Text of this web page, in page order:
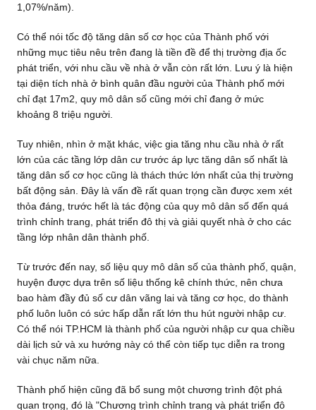
1,07%/năm).
Có thể nói tốc độ tăng dân số cơ học của Thành phố với
những mục tiêu nêu trên đang là tiền đề để thị trường địa ốc
phát triển, với nhu cầu về nhà ở vẫn còn rất lớn. Lưu ý là hiện
tại diện tích nhà ở bình quân đầu người của Thành phố mới
chỉ đạt 17m2, quy mô dân số cũng mới chỉ đang ở mức
khoảng 8 triệu người.
Tuy nhiên, nhìn ở mặt khác, việc gia tăng nhu cầu nhà ở rất
lớn của các tầng lớp dân cư trước áp lực tăng dân số nhất là
tăng dân số cơ học cũng là thách thức lớn nhất của thị trường
bất động sản. Đây là vấn đề rất quan trọng cần được xem xét
thỏa đáng, trước hết là tác động của quy mô dân số đến quá
trình chỉnh trang, phát triển đô thị và giải quyết nhà ở cho các
tầng lớp nhân dân thành phố.
Từ trước đến nay, số liệu quy mô dân số của thành phố, quận,
huyện được dựa trên số liệu thống kê chính thức, nên chưa
bao hàm đầy đủ số cư dân vãng lai và tăng cơ học, do thành
phố luôn luôn có sức hấp dẫn rất lớn thu hút người nhập cư.
Có thể nói TP.HCM là thành phố của người nhập cư qua chiều
dài lịch sử và xu hướng này có thể còn tiếp tục diễn ra trong
vài chục năm nữa.
Thành phố hiện cũng đã bổ sung một chương trình đột phá
quan trọng, đó là "Chương trình chỉnh trang và phát triển đô